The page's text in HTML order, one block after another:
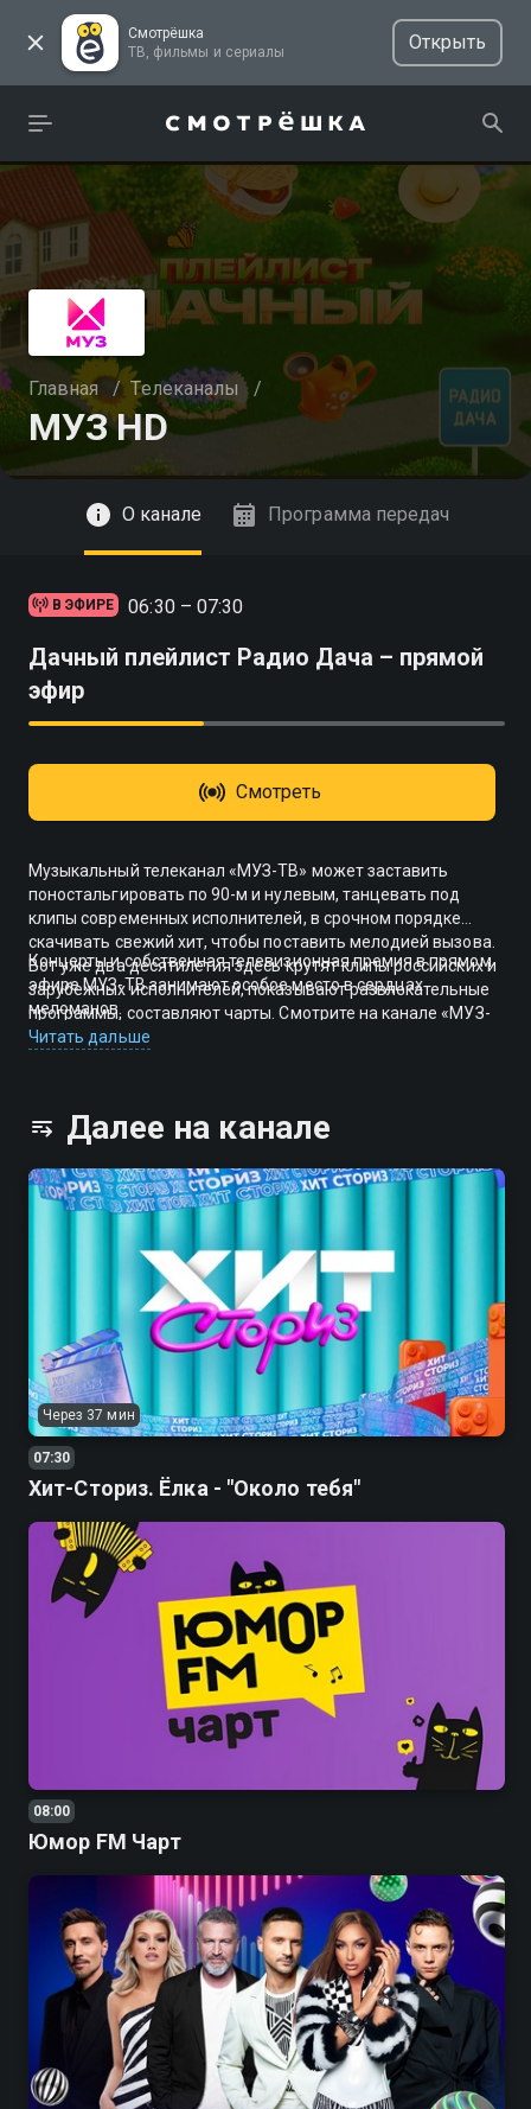
Смотрёшка
ТВ, фильмы и сериалы
Открыть
Главная / Телеканалы /
МУЗ HD
Смотреть
О канале Программа передач
В ЭФИРЕ 06:30 – 07:30
Дачный плейлист Радио Дача – прямой
эфир
Смотреть
Музыкальный телеканал «МУЗ-ТВ» может заставить
поностальгировать по 90-м и нулевым, танцевать под
клипы современных исполнителей, в срочном порядке
скачивать свежий хит, чтобы поставить мелодией вызова.
Вот уже два десятилетия здесь крутят клипы российских и
зарубежных исполнителей, показывают развлекательные
программы, составляют чарты. Смотрите на канале «МУЗ-
ТВ» новости из мира шоу-бизнеса, эксклюзивные
Концерты и собственная телевизионная премия в прямом
эфире МУЗ-ТВ занимают особое место в сердцах
меломанов.
Читать дальше
Далее на канале
Через 37 мин
07:30
Хит-Сториз. Ёлка - "Около тебя"
08:00
Юмор FM Чарт